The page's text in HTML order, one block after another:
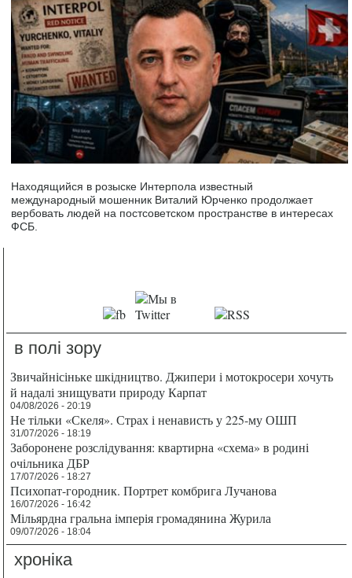
Находящийся в розыске Интерпола известный
международный мошенник Виталий Юрченко продолжает
вербовать людей на постсоветском пространстве в интересах
ФСБ.
в полі зору
Звичайнісіньке шкідництво. Джипери і мотокросери хочуть
й надалі знищувати природу Карпат
04/08/2026 - 20:19
Не тільки «Скеля». Страх і ненависть у 225-му ОШП
31/07/2026 - 18:19
Заборонене розслідування: квартирна «схема» в родині
очільника ДБР
17/07/2026 - 18:27
Психопат-городник. Портрет комбрига Лучанова
16/07/2026 - 16:42
Мільярдна гральна імперія громадянина Журила
09/07/2026 - 18:04
хроніка